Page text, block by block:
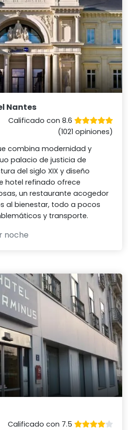
Nantes
Calificado con 8.6
(1021 opiniones)
combina modernidad y
palacio de justicia de
del siglo XIX y diseño
hotel refinado ofrece
un restaurante acogedor
al bienestar, todo a pocos
y transporte.
noche
Calificado con 7.5